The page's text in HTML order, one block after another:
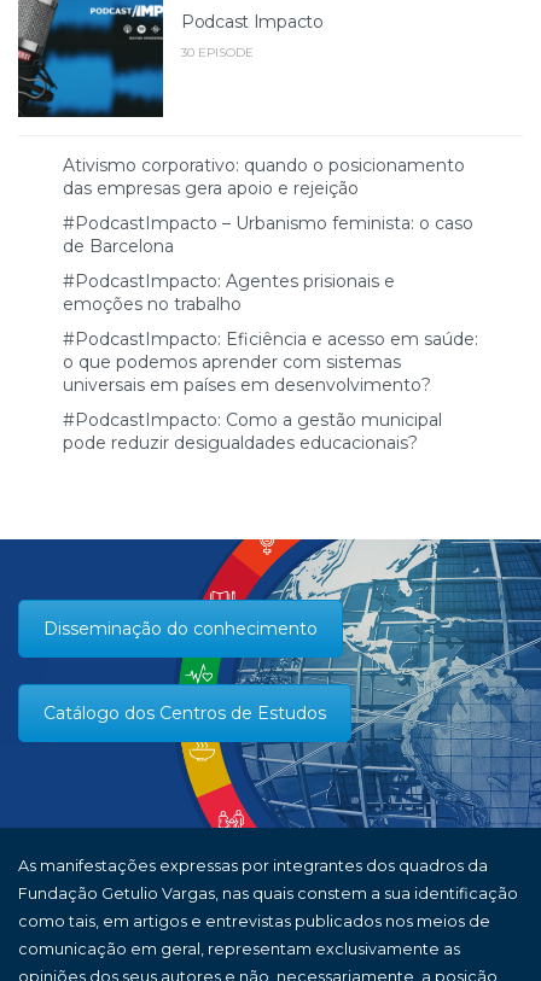
Podcast Impacto
30 EPISODE
Ativismo corporativo: quando o posicionamento
das empresas gera apoio e rejeição
#PodcastImpacto – Urbanismo feminista: o caso
de Barcelona
#PodcastImpacto: Agentes prisionais e
emoções no trabalho
#PodcastImpacto: Eficiência e acesso em saúde:
o que podemos aprender com sistemas
universais em países em desenvolvimento?
#PodcastImpacto: Como a gestão municipal
pode reduzir desigualdades educacionais?
Disseminação do conhecimento
Catálogo dos Centros de Estudos
As manifestações expressas por integrantes dos quadros da
Fundação Getulio Vargas, nas quais constem a sua identificação
como tais, em artigos e entrevistas publicados nos meios de
comunicação em geral, representam exclusivamente as
opiniões dos seus autores e não, necessariamente, a posição